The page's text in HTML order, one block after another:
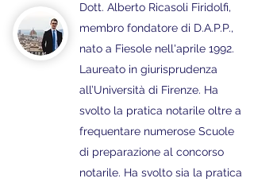
Dott. Alberto Ricasoli Firidolfi,
membro fondatore di D.A.P.P.,
nato a Fiesole nell'aprile 1992.
Laureato in giurisprudenza
all’Università di Firenze. Ha
svolto la pratica notarile oltre a
frequentare numerose Scuole
di preparazione al concorso
notarile. Ha svolto sia la pratica